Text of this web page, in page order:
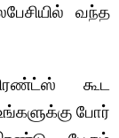
வந்த
கூட
போர்